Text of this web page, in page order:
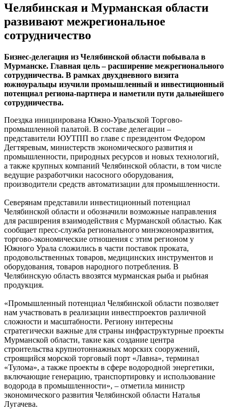
Челябинская и Мурманская области
развивают межрегиональное
сотрудничество
Бизнес-делегация из Челябинской области побывала в
Мурманске. Главная цель – расширение межрегионального
сотрудничества. В рамках двухдневного визита
южноуральцы изучили промышленный и инвестиционный
потенциал региона-партнера и наметили пути дальнейшего
сотрудничества.
Поездка инициирована Южно-Уральской Торгово-
промышленной палатой. В составе делегации –
представители ЮУТПП во главе с президентом Федором
Дегтяревым, министерств экономического развития и
промышленности, природных ресурсов и новых технологий,
а также крупных компаний Челябинской области, в том числе
ведущие разработчики насосного оборудования,
производители средств автоматизации для промышленности.
Северянам представили инвестиционный потенциал
Челябинской области и обозначили возможные направления
для расширения взаимодействия с Мурманской областью. Как
сообщает пресс-служба регионального минэкономразвития,
торгово-экономические отношения с этим регионом у
Южного Урала сложились в части поставок проката,
продовольственных товаров, медицинских инструментов и
оборудования, товаров народного потребления. В
Челябинскую область ввозятся мурманская рыба и рыбная
продукция.
«Промышленный потенциал Челябинской области позволяет
нам участвовать в реализации инвестпроектов различной
сложности и масштабности. Региону интересны
стратегически важные для страны инфраструктурные проекты
Мурманской области, такие как создание центра
строительства крупнотоннажных морских сооружений,
строящийся морской торговый порт «Лавна», терминал
«Тулома», а также проекты в сфере водородной энергетики,
включающие генерацию, транспортировку и использование
водорода в промышленности», – отметила министр
экономического развития Челябинской области Наталья
Лугачева.